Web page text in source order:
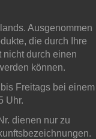
Ausgenommen
die durch Ihre
nicht durch einen
können.
Freitags bei einem
Uhr.
dienen nur zu